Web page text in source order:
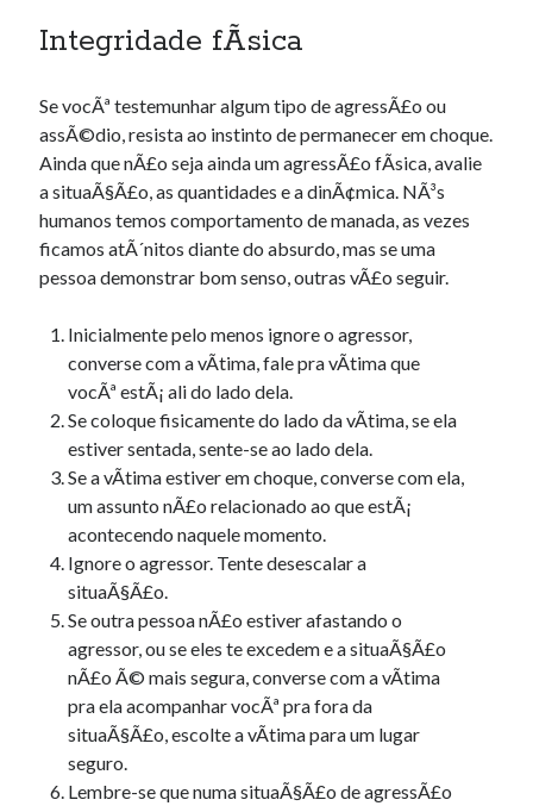
Integridade fÃ­sica
Se vocÃª testemunhar algum tipo de agressÃ£o ou
assÃ©dio, resista ao instinto de permanecer em choque.
Ainda que nÃ£o seja ainda um agressÃ£o fÃ­sica, avalie
a situaÃ§Ã£o, as quantidades e a dinÃ¢mica. NÃ³s
humanos temos comportamento de manada, as vezes
ficamos atÃ´nitos diante do absurdo, mas se uma
pessoa demonstrar bom senso, outras vÃ£o seguir.
Inicialmente pelo menos ignore o agressor,
converse com a vÃ­tima, fale pra vÃ­tima que
vocÃª estÃ¡ ali do lado dela.
Se coloque fisicamente do lado da vÃ­tima, se ela
estiver sentada, sente-se ao lado dela.
Se a vÃ­tima estiver em choque, converse com ela,
um assunto nÃ£o relacionado ao que estÃ¡
acontecendo naquele momento.
Ignore o agressor. Tente desescalar a
situaÃ§Ã£o.
Se outra pessoa nÃ£o estiver afastando o
agressor, ou se eles te excedem e a situaÃ§Ã£o
nÃ£o Ã© mais segura, converse com a vÃ­tima
pra ela acompanhar vocÃª pra fora da
situaÃ§Ã£o, escolte a vÃ­tima para um lugar
seguro.
Lembre-se que numa situaÃ§Ã£o de agressÃ£o